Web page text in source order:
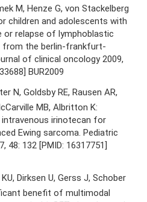
M, Henze G, von Stackelberg
children and adolescents with
or relapse of lymphoblastic
from the berlin-frankfurt-
of clinical oncology 2009,
BUR2009
N, Goldsby RE, Rausen AR,
MB, Albritton K:
irinotecan for
Ewing sarcoma. Pediatric
48: 132 [PMID: 16317751]
Dirksen U, Gerss J, Schober
benefit of multimodal